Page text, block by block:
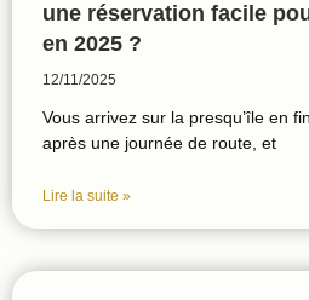
une réservation facile
en 2025 ?
12/11/2025
Vous arrivez sur la presqu’île en
après une journée de route, et
Lire la suite »